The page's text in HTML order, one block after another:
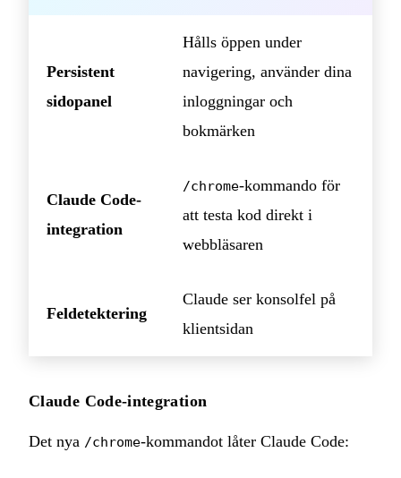
Persistent
sidopanel
Hålls öppen under
navigering, använder dina
inloggningar och
bokmärken
Claude Code-
integration
/chrome-kommando för
att testa kod direkt i
webbläsaren
Feldetektering
Claude ser konsolfel på
klientsidan
Claude Code-integration
Det nya /chrome-kommandot låter Claude Code: